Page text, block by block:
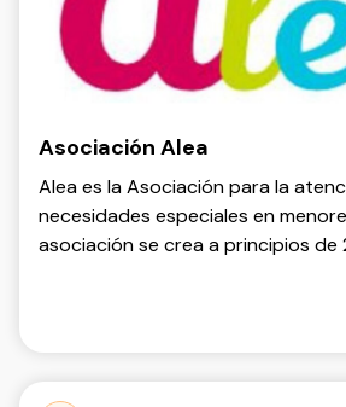
Asociación Alea
Alea es la Asociación para la
necesidades especiales en
asociación se crea a principios de